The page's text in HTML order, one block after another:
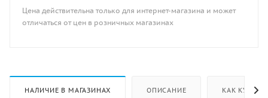
Цена действительна только для интернет-магазина и может
отличаться от цен в розничных магазинах
НАЛИЧИЕ В МАГАЗИНАХ ОПИСАНИЕ КАК КУПИТЬ